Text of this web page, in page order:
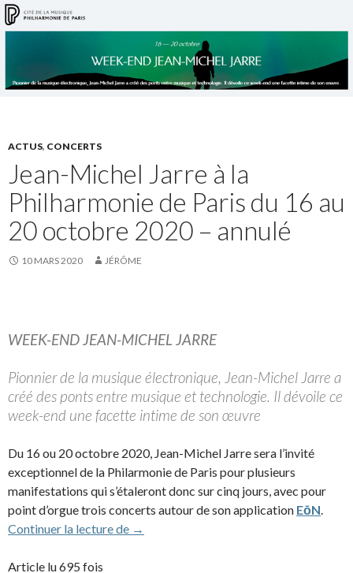
ACTUS, CONCERTS
Jean-Michel Jarre à la
Philharmonie de Paris du 16 au
20 octobre 2020 – annulé
10 MARS 2020 JÉRÔME
WEEK-END JEAN-MICHEL JARRE
Pionnier de la musique électronique, Jean-Michel Jarre a
créé des ponts entre musique et technologie. Il dévoile ce
week-end une facette intime de son œuvre
Du 16 ou 20 octobre 2020, Jean-Michel Jarre sera l’invité
exceptionnel de la Philarmonie de Paris pour plusieurs
manifestations qui s’étaleront donc sur cinq jours, avec pour
point d’orgue trois concerts autour de son application EōN.
Continuer la lecture de Jean-Michel Jarre à la Philharmonie de
→
Article lu 695 fois